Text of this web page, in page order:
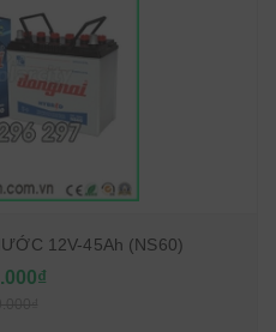
12V-45Ah (NS60)